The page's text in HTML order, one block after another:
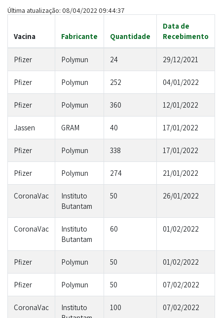
Última atualização: 08/04/2022 09:44:37
Vacina Fabricante Quantidade
Data de
Recebimento
Pfizer Polymun 24 29/12/2021
Pfizer Polymun 252 04/01/2022
Pfizer Polymun 360 12/01/2022
Jassen GRAM 40 17/01/2022
Pfizer Polymun 338 17/01/2022
Pfizer Polymun 274 21/01/2022
CoronaVac
Instituto
Butantam
50 26/01/2022
CoronaVac
Instituto
Butantam
60 01/02/2022
Pfizer Polymun 50 01/02/2022
Pfizer Polymun 50 07/02/2022
CoronaVac
Instituto
100 07/02/2022